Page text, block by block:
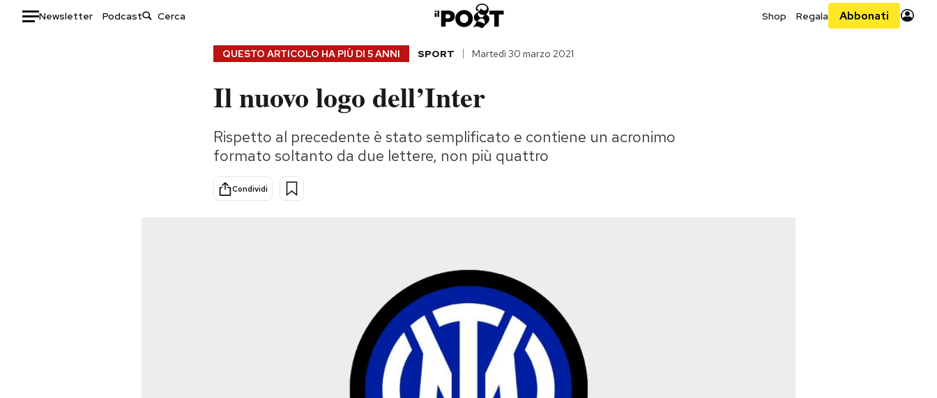
Newsletter Podcast Shop Regala Abbonati
Consumismi
Storie/Idee
Ok Boomer!
QUESTO ARTICOLO HA PIÙ DI 5 ANNI SPORT Martedì 30 marzo 2021
Il nuovo logo dell’Inter
Rispetto al precedente è stato semplificato e contiene un acronimo
formato soltanto da due lettere, non più quattro
Condividi